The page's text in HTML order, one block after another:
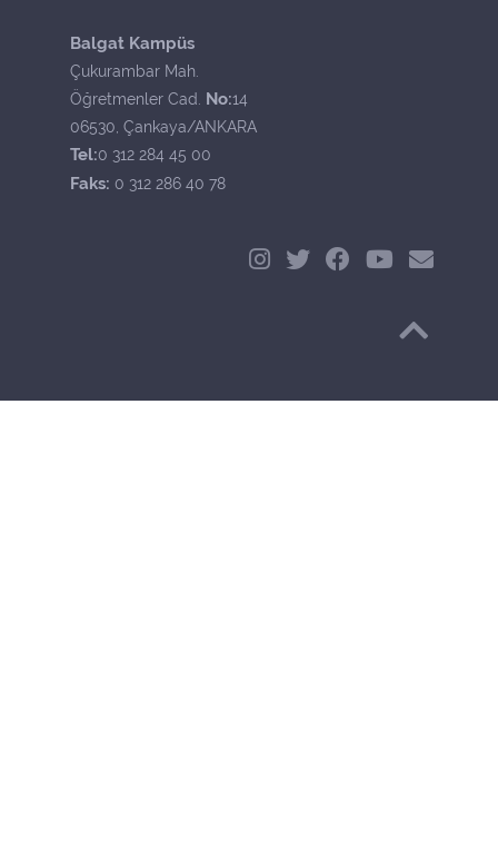
Balgat Kampüs
Çukurambar Mah.
Öğretmenler Cad. No:14
06530, Çankaya/ANKARA
Tel:0 312 284 45 00
Faks: 0 312 286 40 78